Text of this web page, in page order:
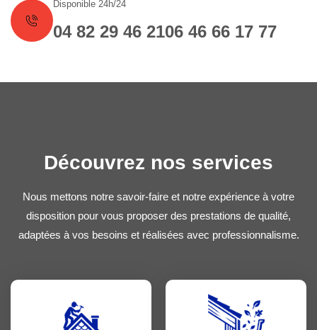
Disponible 24h/24
04 82 29 46 2106 46 66 17 77
Découvrez nos services
Nous mettons notre savoir-faire et notre expérience à votre
disposition pour vous proposer des prestations de qualité,
adaptées à vos besoins et réalisées avec professionnalisme.